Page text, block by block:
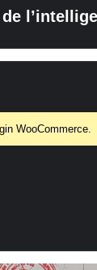
WooCommerce.